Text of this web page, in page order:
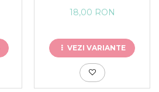
18,00 RON
VEZI VARIANTE